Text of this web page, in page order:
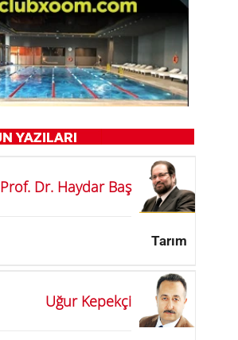
Prof. Dr. Haydar Baş
Tarım
Uğur Kepekçi